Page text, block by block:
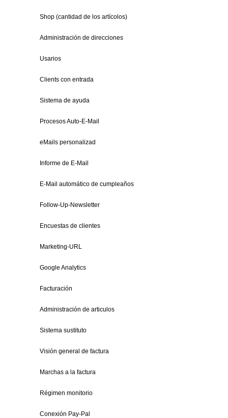
Shop (cantidad de los artícolos)
Administración de direcciones
Usarios
Clients con entrada
Sistema de ayuda
Procesos Auto-E-Mail
eMails personalizad
Informe de E-Mail
E-Mail automático de cumpleaños
Follow-Up-Newsletter
Encuestas de clientes
Marketing-URL
Google Analytics
Facturación
Administración de articulos
Sistema sustituto
Visión general de factura
Marchas a la factura
Régimen monitorio
Conexión Pay-Pal